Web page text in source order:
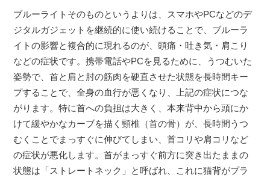
ブルーライトそのものというよりは、スマホやPCなどのデ
ジタルガジェットを継続的に使い続けることで、ブルーラ
イトの影響と複合的に現れるのが、頭痛・吐き気・肩こり
などの症状です。携帯電話やPCを見るために、うつむいた
姿勢で、首と肩と肘の筋肉を硬直させた状態を長時間キー
プすることで、全身の血行が悪くなり、上記の症状につな
がります。特に首への負担は大きく、本来背中から頭にか
けて緩やかなカーブを描く頸椎（首の骨）が、長時間うつ
むくことでまっすぐに伸びてしまい、首コリや肩コリなど
の症状が悪化します。首がまっすぐ前方に突き出たままの
状態は「ストレートネック」と呼ばれ、これに猫背がプラ